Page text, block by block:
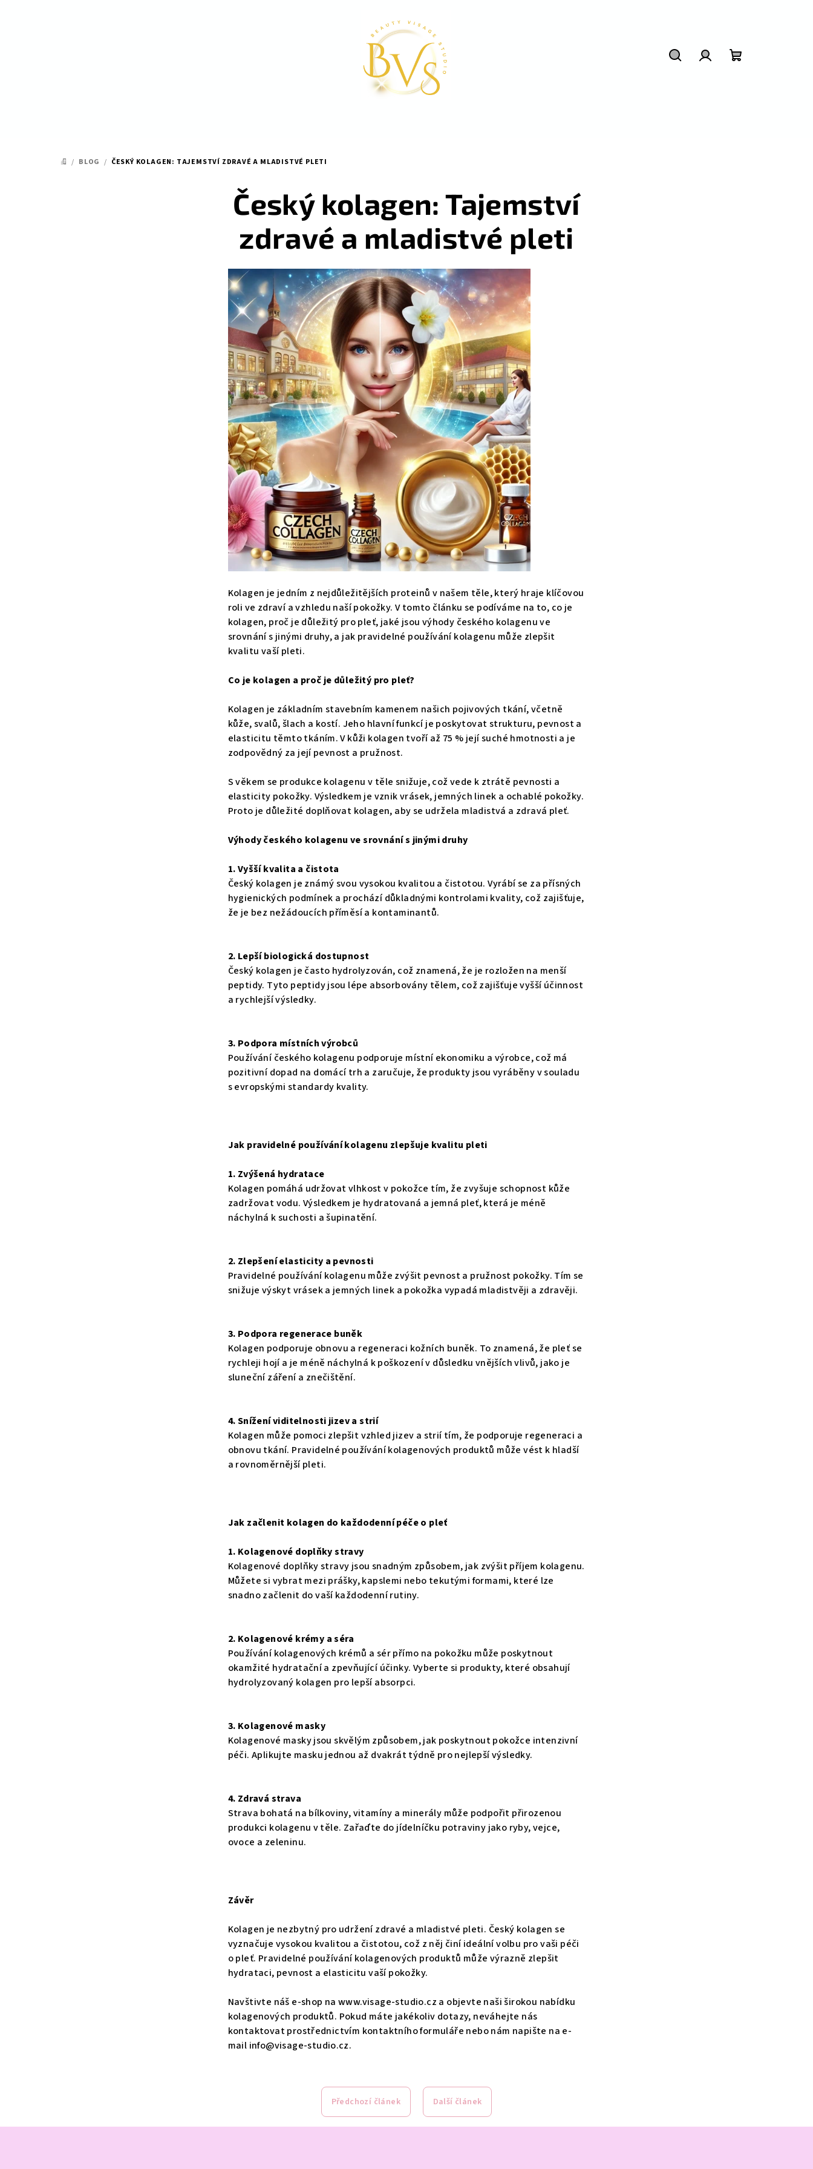
DOMŮ
/ BLOG / ČESKÝ KOLAGEN: TAJEMSTVÍ ZDRAVÉ A MLADISTVÉ PLETI
Český kolagen: Tajemství
zdravé a mladistvé pleti
Kolagen je jedním z nejdůležitějších proteinů v našem těle, který hraje klíčovou
roli ve zdraví a vzhledu naší pokožky. V tomto článku se podíváme na to, co je
kolagen, proč je důležitý pro pleť, jaké jsou výhody českého kolagenu ve
srovnání s jinými druhy, a jak pravidelné používání kolagenu může zlepšit
kvalitu vaší pleti.
Co je kolagen a proč je důležitý pro pleť?
Kolagen je základním stavebním kamenem našich pojivových tkání, včetně
kůže, svalů, šlach a kostí. Jeho hlavní funkcí je poskytovat strukturu, pevnost a
elasticitu těmto tkáním. V kůži kolagen tvoří až 75 % její suché hmotnosti a je
zodpovědný za její pevnost a pružnost.
S věkem se produkce kolagenu v těle snižuje, což vede k ztrátě pevnosti a
elasticity pokožky. Výsledkem je vznik vrásek, jemných linek a ochablé pokožky.
Proto je důležité doplňovat kolagen, aby se udržela mladistvá a zdravá pleť.
Výhody českého kolagenu ve srovnání s jinými druhy
1. Vyšší kvalita a čistota
Český kolagen je známý svou vysokou kvalitou a čistotou. Vyrábí se za přísných
hygienických podmínek a prochází důkladnými kontrolami kvality, což zajišťuje,
že je bez nežádoucích příměsí a kontaminantů.
2. Lepší biologická dostupnost
Český kolagen je často hydrolyzován, což znamená, že je rozložen na menší
peptidy. Tyto peptidy jsou lépe absorbovány tělem, což zajišťuje vyšší účinnost
a rychlejší výsledky.
3. Podpora místních výrobců
Používání českého kolagenu podporuje místní ekonomiku a výrobce, což má
pozitivní dopad na domácí trh a zaručuje, že produkty jsou vyráběny v souladu
s evropskými standardy kvality.
Jak pravidelné používání kolagenu zlepšuje kvalitu pleti
1. Zvýšená hydratace
Kolagen pomáhá udržovat vlhkost v pokožce tím, že zvyšuje schopnost kůže
zadržovat vodu. Výsledkem je hydratovaná a jemná pleť, která je méně
náchylná k suchosti a šupinatění.
2. Zlepšení elasticity a pevnosti
Pravidelné používání kolagenu může zvýšit pevnost a pružnost pokožky. Tím se
snižuje výskyt vrásek a jemných linek a pokožka vypadá mladistvěji a zdravěji.
3. Podpora regenerace buněk
Kolagen podporuje obnovu a regeneraci kožních buněk. To znamená, že pleť se
rychleji hojí a je méně náchylná k poškození v důsledku vnějších vlivů, jako je
sluneční záření a znečištění.
4. Snížení viditelnosti jizev a strií
Kolagen může pomoci zlepšit vzhled jizev a strií tím, že podporuje regeneraci a
obnovu tkání. Pravidelné používání kolagenových produktů může vést k hladší
a rovnoměrnější pleti.
Jak začlenit kolagen do každodenní péče o pleť
1. Kolagenové doplňky stravy
Kolagenové doplňky stravy jsou snadným způsobem, jak zvýšit příjem kolagenu.
Můžete si vybrat mezi prášky, kapslemi nebo tekutými formami, které lze
snadno začlenit do vaší každodenní rutiny.
2. Kolagenové krémy a séra
Používání kolagenových krémů a sér přímo na pokožku může poskytnout
okamžité hydratační a zpevňující účinky. Vyberte si produkty, které obsahují
hydrolyzovaný kolagen pro lepší absorpci.
3. Kolagenové masky
Kolagenové masky jsou skvělým způsobem, jak poskytnout pokožce intenzivní
péči. Aplikujte masku jednou až dvakrát týdně pro nejlepší výsledky.
4. Zdravá strava
Strava bohatá na bílkoviny, vitamíny a minerály může podpořit přirozenou
produkci kolagenu v těle. Zařaďte do jídelníčku potraviny jako ryby, vejce,
ovoce a zeleninu.
Závěr
Kolagen je nezbytný pro udržení zdravé a mladistvé pleti. Český kolagen se
vyznačuje vysokou kvalitou a čistotou, což z něj činí ideální volbu pro vaši péči
o pleť. Pravidelné používání kolagenových produktů může výrazně zlepšit
hydrataci, pevnost a elasticitu vaší pokožky.
Navštivte náš e-shop na www.visage-studio.cz a objevte naši širokou nabídku
kolagenových produktů. Pokud máte jakékoliv dotazy, neváhejte nás
kontaktovat prostřednictvím kontaktního formuláře nebo nám napište na e-
mail info@visage-studio.cz.
Předchozí článek Další článek